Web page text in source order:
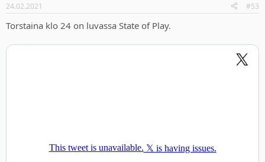
24.02.2021 #53
Torstaina klo 24 on luvassa State of Play.